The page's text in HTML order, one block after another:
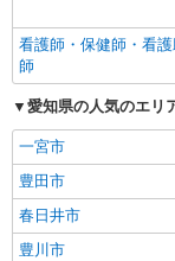
看護師・保健師・看
師
愛知県の人気のエリ
一宮市
豊田市
春日井市
豊川市